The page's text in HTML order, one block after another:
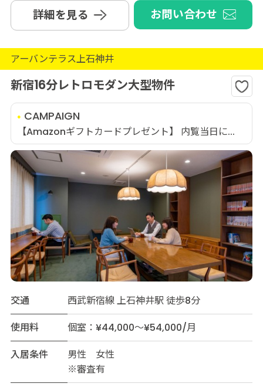
詳細を見る お問い合わせ
アーバンテラス上石神井
新宿16分レトロモダン大型物件
CAMPAIGN
【Amazonギフトカードプレゼント】 内覧当日に...
交通
西武新宿線 上石神井駅 徒歩8分
使用料
個室：¥44,000～¥54,000/月
入居条件
男性 女性
※審査有